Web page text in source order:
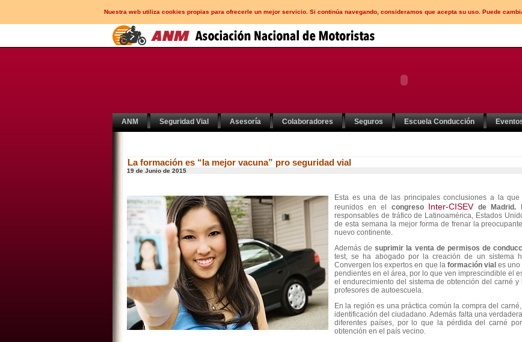
Nuestra web utiliza cookies propias para ofrecerle un mejor servicio. Si continúa navegando, consideramos que acepta su uso. Puede
ANM Seguridad Vial Asesoría Colaboradores Seguros Escuela Conducción
La formación es “la mejor vacuna” pro seguridad vial
19 de Junio de 2015
Esta es una de las principales conclusiones a la
reunidos en el congreso Inter-CISEV de Madrid.
responsables de tráfico de Latinoamérica, Estados
de esta semana la mejor forma de frenar la
nuevo continente.
Además de suprimir la venta de permisos de
test, se ha abogado por la creación de un sistema
Convergen los expertos en que la formación vial es uno
pendientes en el área, por lo que ven imprescindible el
el endurecimiento del sistema de obtención del carné
profesores de autoescuela.
En la región es una práctica común la compra del
identificación del ciudadano. Además falta una
diferentes países, por lo que la pérdida del carné
obtención en el país vecino.